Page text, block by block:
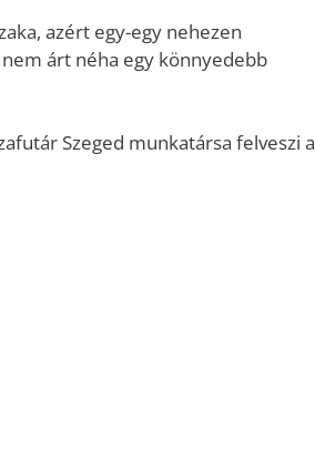
azért egy-egy nehezen
árt néha egy könnyedebb
Szeged munkatársa felveszi a